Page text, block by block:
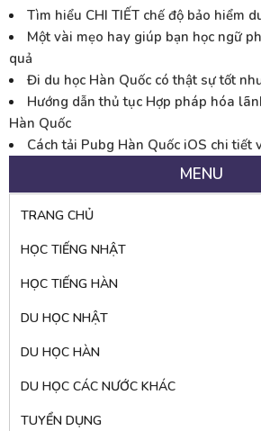
Tìm hiểu CHI TIẾT chế độ bảo hiểm
Một vài mẹo hay giúp bạn học ngữ
quả
Đi du học Hàn Quốc có thật sự tốt
Hướng dẫn thủ tục Hợp pháp hóa
Hàn Quốc
Cách tải Pubg Hàn Quốc iOS chi tiết
MENU
TRANG CHỦ
HỌC TIẾNG NHẬT
HỌC TIẾNG HÀN
DU HỌC NHẬT
DU HỌC HÀN
DU HỌC CÁC NƯỚC KHÁC
TUYỂN DỤNG